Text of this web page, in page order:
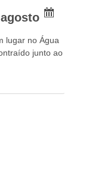
lugar no Água
junto ao